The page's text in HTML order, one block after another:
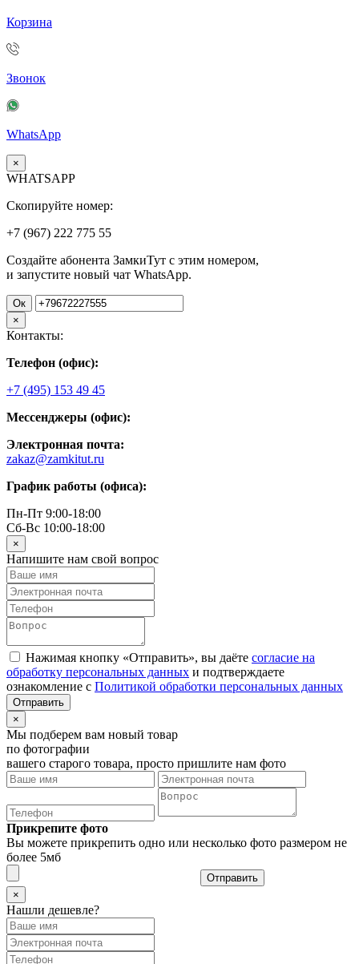
Корзина
Звонок
WhatsApp
×
WHATSAPP
Скопируйте номер:
+7 (967) 222 775 55
Создайте абонента ЗамкиТут с этим номером,
и запустите новый чат WhatsApp.
Ок
×
Контакты:
Телефон (офис):
+7 (495) 153 49 45
Мессенджеры (офис):
Электронная почта:
zakaz@zamkitut.ru
График работы (офиса):
Пн-Пт 9:00-18:00
Сб-Вс 10:00-18:00
×
Напишите нам свой вопрос
Нажимая кнопку «Отправить», вы даёте согласие на
обработку персональных данных и подтверждаете
ознакомление с Политикой обработки персональных данных
×
Мы подберем вам новый товар
по фотографии
вашего старого товара, просто пришлите нам фото
Прикрепите фото
Вы можете прикрепить одно или несколько фото размером не
более 5мб
Отправить
×
Нашли дешевле?